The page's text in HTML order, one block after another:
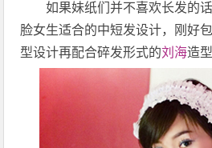
如果妹纸们并不喜欢长发的
脸女生适合的中短发设计，刚好
型设计再配合碎发形式的刘海造